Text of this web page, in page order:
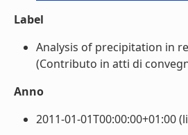
Label
Analysis of precipitation in
(Contributo in atti di
Anno
2011-01-01T00:00:00+01:00